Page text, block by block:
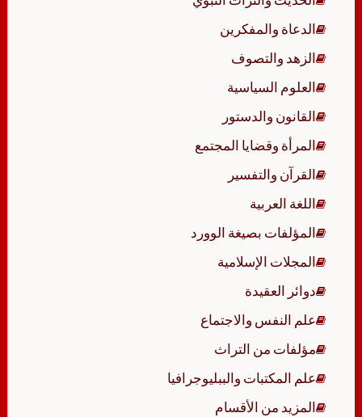
الدعاة والمفكرين
الزهد والتصوف
العلوم السياسية
القانون والدستور
المرأة وقضايا المجتمع
القرآن والتفسير
اللغة العربية
المؤلفات بصيغة الوورد
المجلات الإسلامية
دوائر العقيدة
علم النفس والاجتماع
مؤلفات من التراث
علم المكتبات والببليوجرافيا
المزيد من الأقسام